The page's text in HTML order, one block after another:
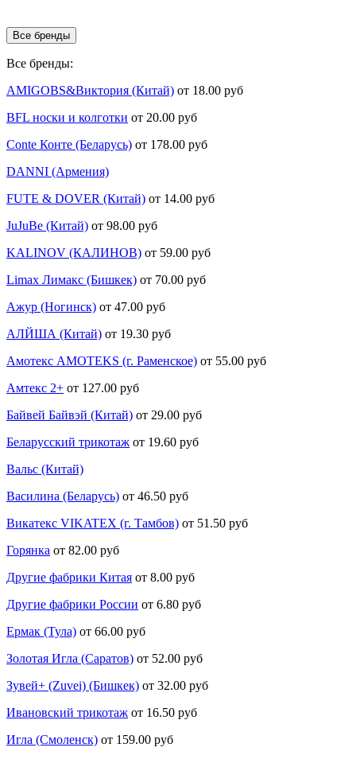
Все бренды
Все бренды:
AMIGOBS&Виктория (Китай) от 18.00 руб
BFL носки и колготки от 20.00 руб
Conte Конте (Беларусь) от 178.00 руб
DANNI (Армения)
FUTE & DOVER (Китай) от 14.00 руб
JuJuBe (Китай) от 98.00 руб
KALINOV (КАЛИНОВ) от 59.00 руб
Limax Лимакс (Бишкек) от 70.00 руб
Ажур (Ногинск) от 47.00 руб
АЛЙША (Китай) от 19.30 руб
Амотекс AMOTEKS (г. Раменское) от 55.00 руб
Амтекс 2+ от 127.00 руб
Байвей Байвэй (Китай) от 29.00 руб
Беларусский трикотаж от 19.60 руб
Вальс (Китай)
Василина (Беларусь) от 46.50 руб
Викатекс VIKATEX (г. Тамбов) от 51.50 руб
Горянка от 82.00 руб
Другие фабрики Китая от 8.00 руб
Другие фабрики России от 6.80 руб
Ермак (Тула) от 66.00 руб
Золотая Игла (Саратов) от 52.00 руб
Зувей+ (Zuvei) (Бишкек) от 32.00 руб
Ивановский трикотаж от 16.50 руб
Игла (Смоленск) от 159.00 руб